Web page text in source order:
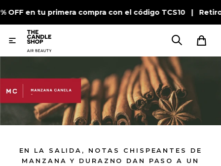
OFF en tu primera compra con el código TCS10 |

EN LA SALIDA, NOTAS CHISPEANTES DE
MANZANA Y DURAZNO DAN PASO A UN